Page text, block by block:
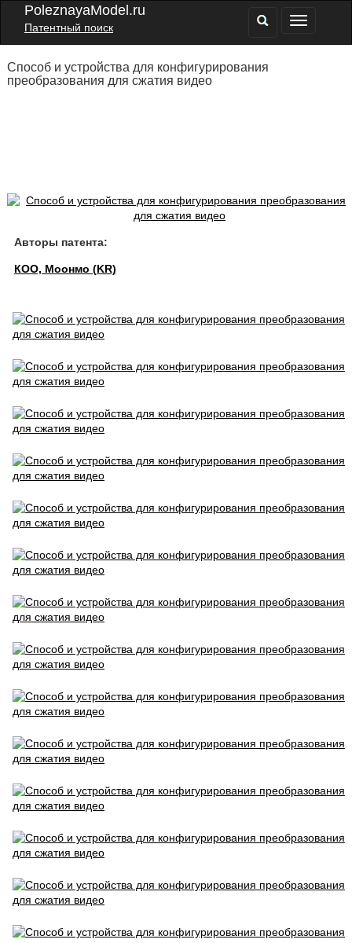
PoleznayaModel.ru
Патентный поиск
Способ и устройства для конфигурирования
преобразования для сжатия видео
Авторы патента:
КОО, Моонмо (KR)